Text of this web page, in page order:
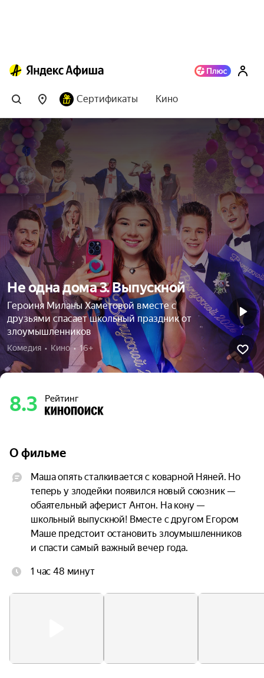
Сертификаты Кино
Не одна дома 3. Выпускной
Героиня Миланы Хаметовой вместе с
друзьями спасает школьный праздник от
злоумышленников
Комедия  •  Кино  •  16+
8.3 Рейтинг
О фильме
Маша опять сталкивается с коварной Няней. Но
теперь у злодейки появился новый союзник —
обаятельный аферист Антон. На кону —
школьный выпускной! Вместе с другом Егором
Маше предстоит остановить злоумышленников
и спасти самый важный вечер года.
1 час 48 минут